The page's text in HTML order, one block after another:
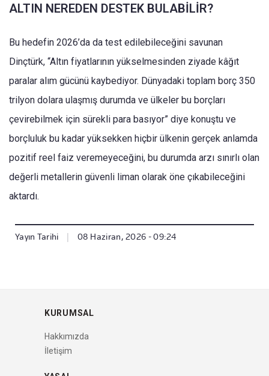
ALTIN NEREDEN DESTEK BULABİLİR?
Bu hedefin 2026’da da test edilebileceğini savunan
Dinçtürk, “Altın fiyatlarının yükselmesinden ziyade kâğıt
paralar alım gücünü kaybediyor. Dünyadaki toplam borç 350
trilyon dolara ulaşmış durumda ve ülkeler bu borçları
çevirebilmek için sürekli para basıyor” diye konuştu ve
borçluluk bu kadar yüksekken hiçbir ülkenin gerçek anlamda
pozitif reel faiz veremeyeceğini, bu durumda arzı sınırlı olan
değerli metallerin güvenli liman olarak öne çıkabileceğini
aktardı.
Yayın Tarihi 08 Haziran, 2026 - 09:24
KURUMSAL
Hakkımızda
İletişim